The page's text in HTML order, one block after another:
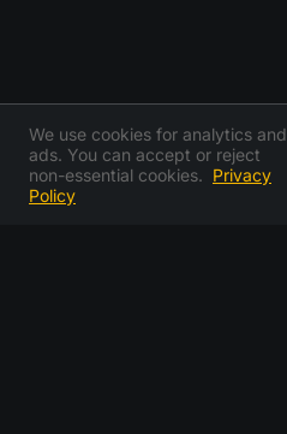
We use cookies for analytics and
ads. You can accept or reject
non-essential cookies. Privacy
Policy